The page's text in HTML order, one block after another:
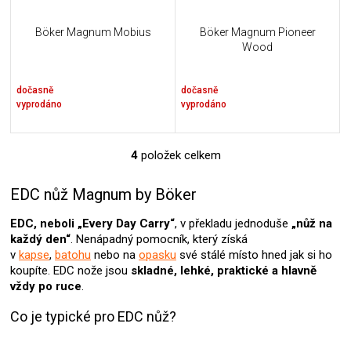
Böker Magnum Mobius
dočasně
vyprodáno
Böker Magnum Pioneer
Wood
dočasně
vyprodáno
O
l
d
a
c
í
p
v
4položek celkem
EDC nůž Magnum by Böker
EDC, neboli „Every Day Carry“, v překladu jednoduše „nůž na
každý den“. Nenápadný pomocník, který získá
v kapse, batohu nebo na opasku své stálé místo hned jak si ho
koupíte. EDC nože jsou skladné, lehké, praktické a hlavně
vždy po ruce.
Co je typické pro EDC nůž?